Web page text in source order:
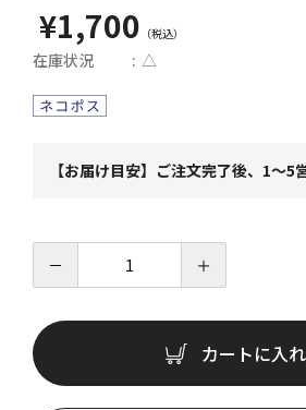
¥1,700
在庫状況 △
【お届け目安】ご注文完了後、1～5
－ ＋
カートに入